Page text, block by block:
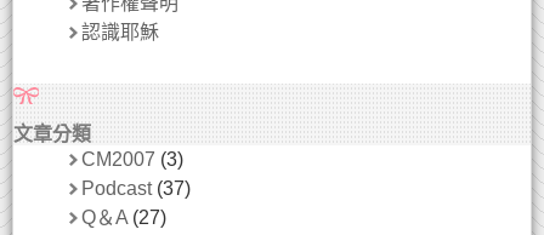
認識耶穌
文章分類
CM2007 (3)
Podcast(37)
Q＆A (27)